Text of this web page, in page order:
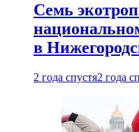
Семь
в
2 года спустя2 года